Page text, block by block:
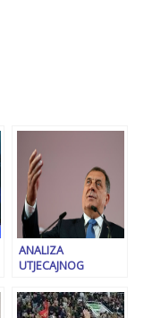
ANALIZA
UTJECAJNOG
pet razloga zbog
kojih Dodik gubi